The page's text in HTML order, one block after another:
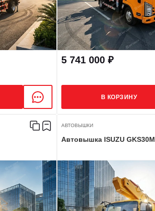
5 741 000 ₽
В КОРЗИНУ
АВТОВЫШКИ
Автовышка ISUZU GKS30M